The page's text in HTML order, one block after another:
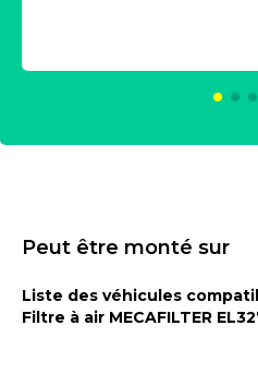
Peut être monté sur
Liste des véhicules
Filtre à air MECAFILTER